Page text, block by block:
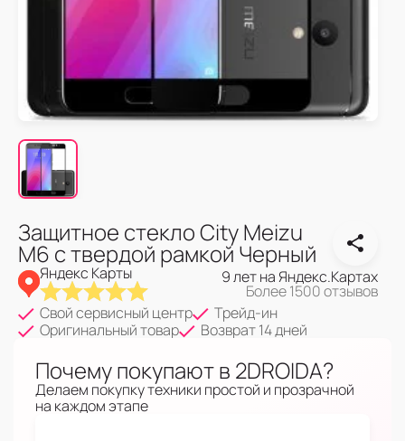
Защитное стекло City Meizu
M6 с твердой рамкой Черный
Яндекс Карты 9 лет на Яндекс.Картах
Более 1500 отзывов
Свой сервисный центр
Трейд-ин
Оригинальный товар
Возврат 14 дней
Почему покупают в 2DROIDA?
Делаем покупку техники простой и прозрачной
на каждом этапе